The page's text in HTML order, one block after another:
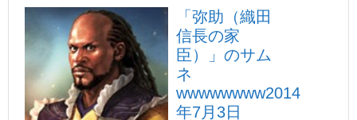
「弥助（織田
信長の家
臣）」のサム
ネ
wwwwwwww2014
年7月3日